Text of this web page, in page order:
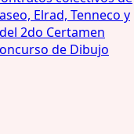
Elrad, Tenneco y
2do Certamen
de Dibujo